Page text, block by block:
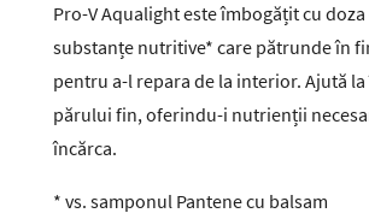
Pro-V Aqualight este îmbogățit cu
substanțe nutritive* care pătrunde în
pentru a-l repara de la interior. Ajută
părului fin, oferindu-i nutrienții
încărca.
* vs. samponul Pantene cu balsam